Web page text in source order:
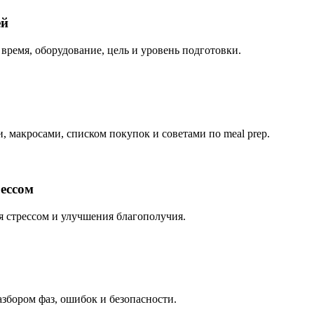
оборудование, цель и уровень подготовки.
списком покупок и советами по meal prep.
и улучшения благополучия.
фаз, ошибок и безопасности.